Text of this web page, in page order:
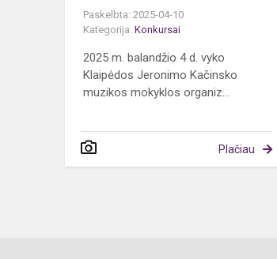
Paskelbta: 2025-04-10
Kategorija: Konkursai
2025 m. balandžio 4 d. vyko
Klaipėdos Jeronimo Kačinsko
muzikos mokyklos organiz...
Plačiau